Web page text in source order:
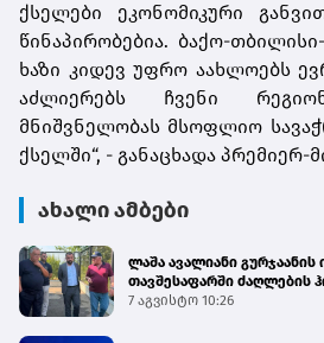
ქსელები ეკონომიკური
წინაპირობებია. ბაქო-
ხაზი კიდევ უფრო აახლოებს
აძლიერებს ჩვენი
მნიშვნელობას მსოფლიო
ქსელში“, - განაცხადა პრემიერ-
ახალი ამბები
ლაშა ავალიანი
თავშესაფარში ძაღლების
მართვის პროგრამის
7 აგვისტო 10:26